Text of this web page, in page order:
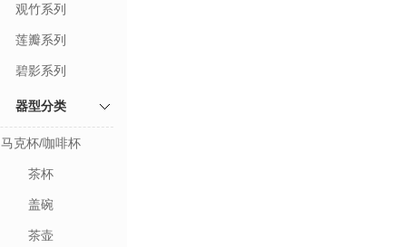
观竹系列
莲瓣系列
碧影系列
器型分类
马克杯/咖啡杯
茶杯
盖碗
茶壶